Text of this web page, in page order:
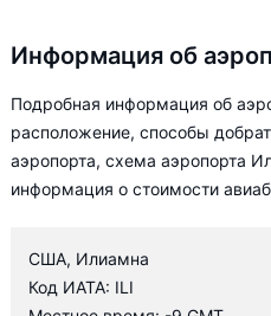
Информация об
Подробная информация об
расположение, способы
аэропорта, схема аэропорта
информация о стоимости
США, Илиамна
Код ИАТА: ILI